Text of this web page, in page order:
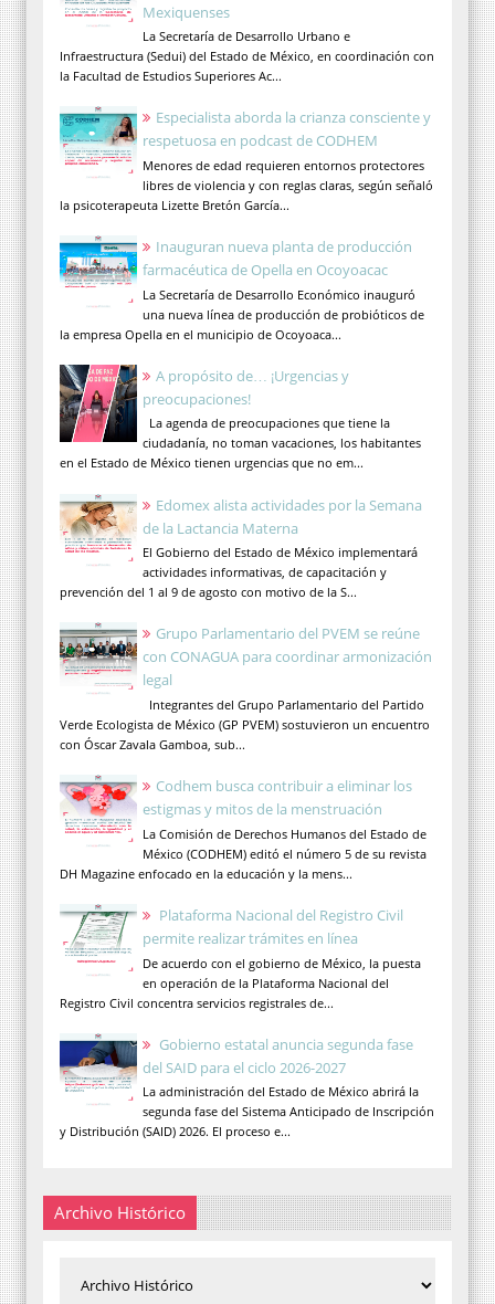
Mexiquenses
La Secretaría de Desarrollo Urbano e
Infraestructura (Sedui) del Estado de México, en coordinación con
la Facultad de Estudios Superiores Ac...
Especialista aborda la crianza consciente y
respetuosa en podcast de CODHEM
Menores de edad requieren entornos protectores
libres de violencia y con reglas claras, según señaló
la psicoterapeuta Lizette Bretón García...
Inauguran nueva planta de producción
farmacéutica de Opella en Ocoyoacac
La Secretaría de Desarrollo Económico inauguró
una nueva línea de producción de probióticos de
la empresa Opella en el municipio de Ocoyoaca...
A propósito de… ¡Urgencias y
preocupaciones!
La agenda de preocupaciones que tiene la
ciudadanía, no toman vacaciones, los habitantes
en el Estado de México tienen urgencias que no em...
Edomex alista actividades por la Semana
de la Lactancia Materna
El Gobierno del Estado de México implementará
actividades informativas, de capacitación y
prevención del 1 al 9 de agosto con motivo de la S...
Grupo Parlamentario del PVEM se reúne
con CONAGUA para coordinar armonización
legal
Integrantes del Grupo Parlamentario del Partido
Verde Ecologista de México (GP PVEM) sostuvieron un encuentro
con Óscar Zavala Gamboa, sub...
Codhem busca contribuir a eliminar los
estigmas y mitos de la menstruación
La Comisión de Derechos Humanos del Estado de
México (CODHEM) editó el número 5 de su revista
DH Magazine enfocado en la educación y la mens...
Plataforma Nacional del Registro Civil
permite realizar trámites en línea
De acuerdo con el gobierno de México, la puesta
en operación de la Plataforma Nacional del
Registro Civil concentra servicios registrales de...
Gobierno estatal anuncia segunda fase
del SAID para el ciclo 2026-2027
La administración del Estado de México abrirá la
segunda fase del Sistema Anticipado de Inscripción
y Distribución (SAID) 2026. El proceso e...
Archivo Histórico